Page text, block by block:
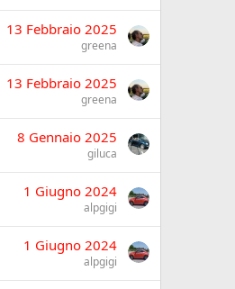
13 Febbraio 2025
greena
13 Febbraio 2025
greena
8 Gennaio 2025
giluca
1 Giugno 2024
alpgigi
1 Giugno 2024
alpgigi